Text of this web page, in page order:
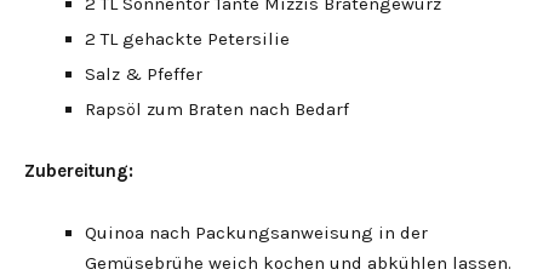
2 TL gehackte Petersilie
Salz & Pfeffer
Rapsöl zum Braten nach Bedarf
Zubereitung:
Quinoa nach Packungsanweisung in der
Gemüsebrühe weich kochen und abkühlen lassen.